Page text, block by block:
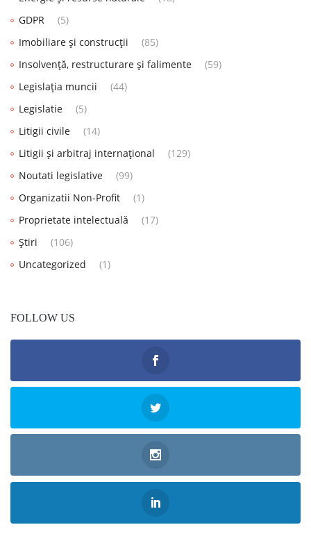
GDPR
(5)
Imobiliare și construcții
(85)
Insolvență, restructurare și falimente
(59)
Legislația muncii
(44)
Legislatie
(5)
Litigii civile
(14)
Litigii și arbitraj internațional
(129)
Noutati legislative
(99)
Organizatii Non-Profit
(1)
Proprietate intelectuală
(17)
Știri
(106)
Uncategorized
(1)
FOLLOW US